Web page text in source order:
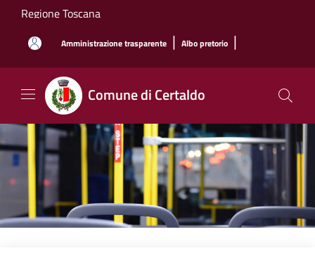
Salta al contenuto principale
Regione Toscana
Amministrazione trasparente | Albo pretorio |
Comune di Certaldo